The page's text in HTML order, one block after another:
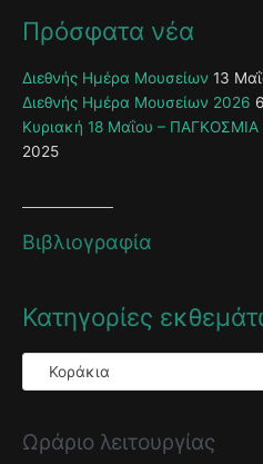
Πρόσφατα νέα
Διεθνής Ημέρα Μουσείων 13
Διεθνής Ημέρα Μουσείων 2026
Κυριακή 18 Μαΐου –
2025
Βιβλιογραφία
Κατηγορίες
Κοράκια
Ωράριο λειτουργίας